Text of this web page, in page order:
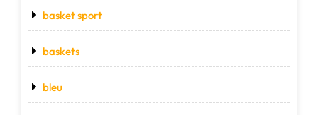
basket sport
baskets
bleu